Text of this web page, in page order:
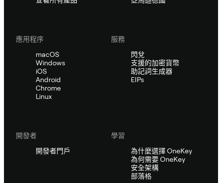
應用程序
macOS
Windows
iOS
Android
Chrome
Linux
服務
閃兌
支援的加密貨幣
助記詞生成器
EIPs
開發者
開發者門戶
學習
為什麼選擇 OneKey
為何需要 OneKey
安全架構
部落格